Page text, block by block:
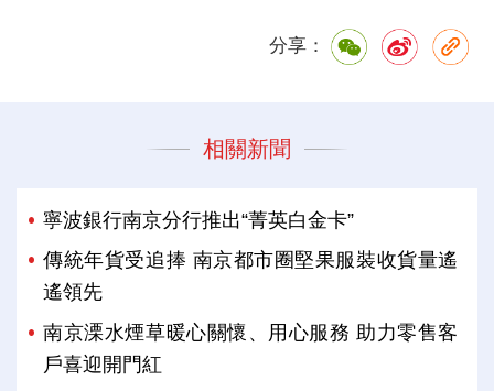
分享：
相關新聞
寧波銀行南京分行推出“菁英白金卡”
傳統年貨受追捧 南京都市圈堅果服裝收貨量遙
遙領先
南京溧水煙草暖心關懷、用心服務 助力零售客
戶喜迎開門紅